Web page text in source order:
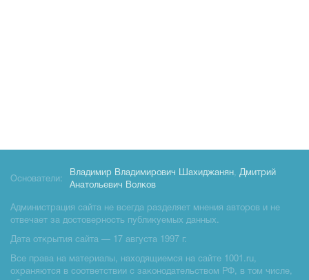
Основатели:
Владимир Владимирович Шахиджанян, Дмитрий
Анатольевич Волков
Администрация сайта не всегда разделяет мнения авторов и не
отвечает за достоверность публикуемых данных.
Дата открытия сайта — 17 августа 1997 г.
Все права на материалы, находящиемся на сайте 1001.ru,
охраняются в соответствии с законодательством РФ, в том числе,